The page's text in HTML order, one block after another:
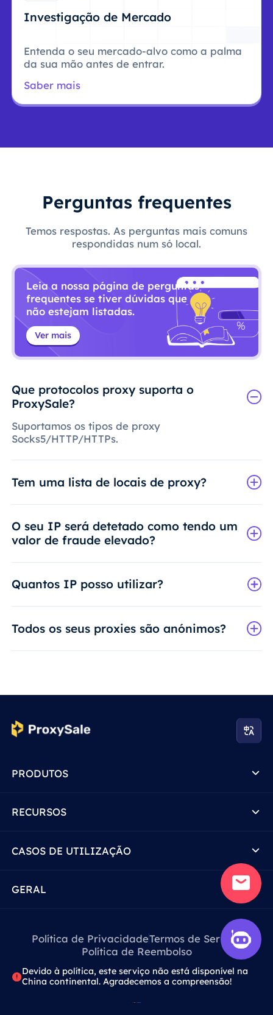
Investigação de Mercado
Entenda o seu mercado-alvo como a palma
da sua mão antes de entrar.
Saber mais
Perguntas frequentes
Temos respostas. As perguntas mais comuns
respondidas num só local.
Leia a nossa página de perguntas
frequentes se tiver dúvidas que
não estejam listadas.
Ver mais
Que protocolos proxy suporta o
ProxySale?
Suportamos os tipos de proxy
Socks5/HTTP/HTTPs.
Tem uma lista de locais de proxy?
O seu IP será detetado como tendo um
valor de fraude elevado?
Quantos IP posso utilizar?
Todos os seus proxies são anónimos?
PRODUTOS
RECURSOS
CASOS DE UTILIZAÇÃO
GERAL
Política de PrivacidadeTermos de Serviço
Política de Reembolso
Devido à política, este serviço não está disponível na
China continental. Agradecemos a compreensão!